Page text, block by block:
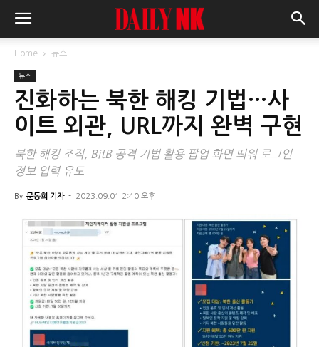
Home 뉴스
뉴스
진화하는 북한 해킹 기법…사
이트 외관, URL까지 완벽 구현
북한 해킹 조직, BitB 공격 기법 활용 팝업 화면 띄워 로그인
정보 입력 유도
By 문동희 기자 - 2023.09.01 2:40 오후